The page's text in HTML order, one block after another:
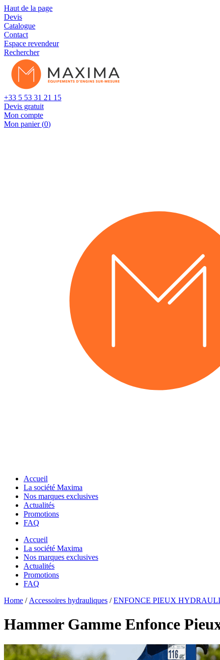
Haut de la page
Devis
Catalogue
Contact
Espace revendeur
Rechercher
+33 5 53 31 21 15
Devis gratuit
Mon compte
Mon panier (0)
Accueil
La société Maxima
Nos marques exclusives
Actualités
Promotions
FAQ
Accueil
La société Maxima
Nos marques exclusives
Actualités
Promotions
FAQ
Essentiels pour chantier
Godets
Dents de Déroctage
Râteaux
Godets Squelette
Essentiels pour chantier
Godets
Pouce de Manutention
Râteaux
Home / Accessoires hydrauliques /ENFONCE PIEUX
Hammer Gamme Enfonce
Cookies management panel